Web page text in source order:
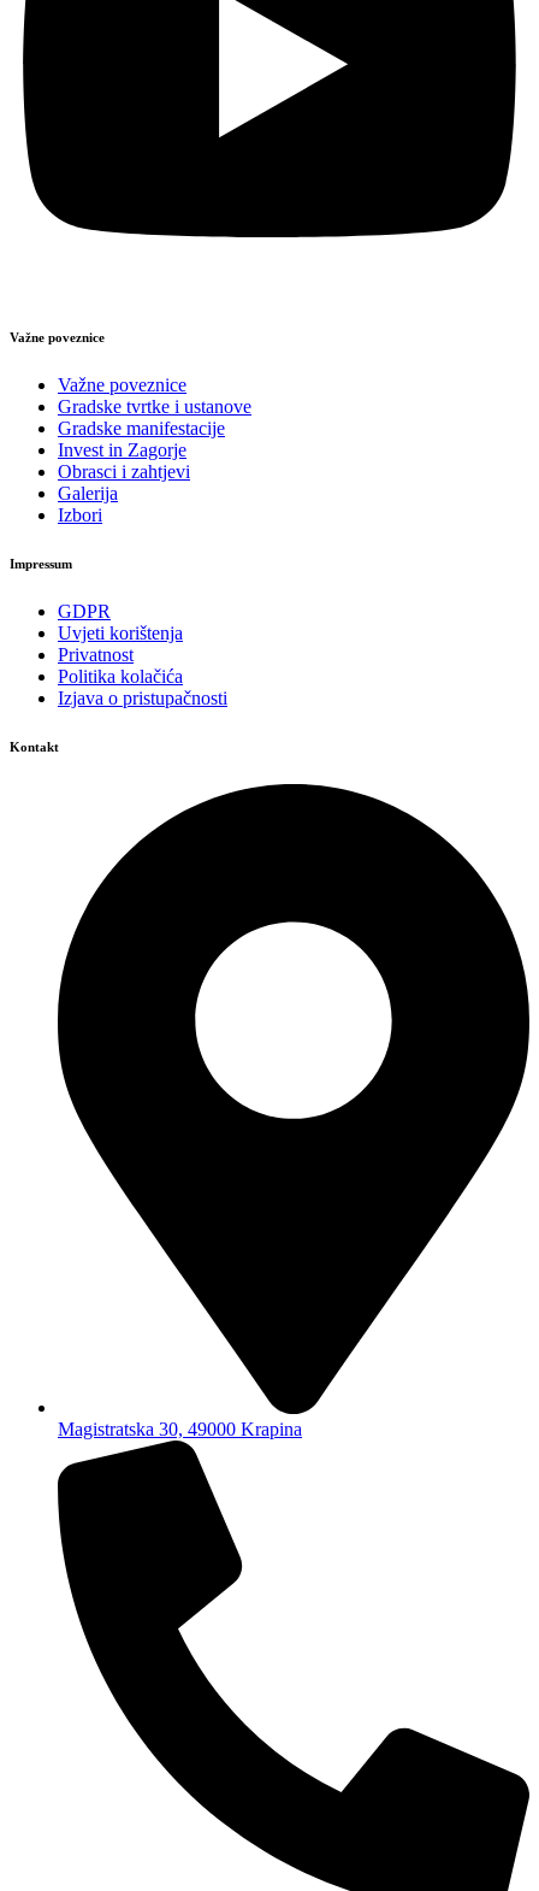
Važne poveznice
Važne poveznice
Gradske tvrtke i ustanove
Gradske manifestacije
Invest in Zagorje
Obrasci i zahtjevi
Galerija
Izbori
Impressum
GDPR
Uvjeti korištenja
Privatnost
Politika kolačića
Izjava o pristupačnosti
Kontakt
Magistratska 30, 49000 Krapina